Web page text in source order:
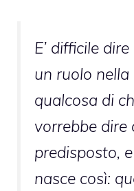
E’ difficile
un ruolo
qualcosa di
vorrebbe dire
predisposto,
nasce così: